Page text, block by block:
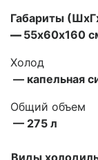
Габариты
— 55х60х160
Холод
— капельная
Общий объем
— 275 л